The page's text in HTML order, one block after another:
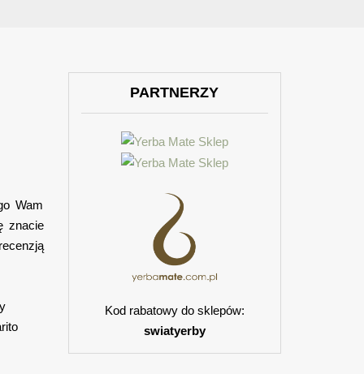
Wam
znacie
PARTNERZY
Kod rabatowy do sklepów:
swiatyerby